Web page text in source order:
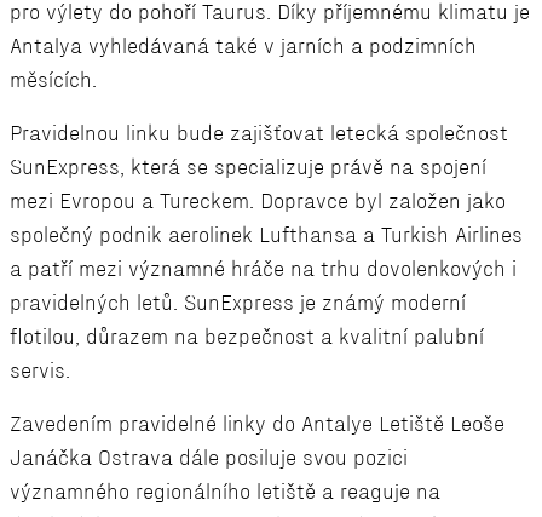
pro výlety do pohoří Taurus. Díky příjemnému klimatu je
Antalya vyhledávaná také v jarních a podzimních
měsících.
Pravidelnou linku bude zajišťovat letecká společnost
SunExpress, která se specializuje právě na spojení
mezi Evropou a Tureckem. Dopravce byl založen jako
společný podnik aerolinek Lufthansa a Turkish Airlines
a patří mezi významné hráče na trhu dovolenkových i
pravidelných letů. SunExpress je známý moderní
flotilou, důrazem na bezpečnost a kvalitní palubní
servis.
Zavedením pravidelné linky do Antalye Letiště Leoše
Janáčka Ostrava dále posiluje svou pozici
významného regionálního letiště a reaguje na